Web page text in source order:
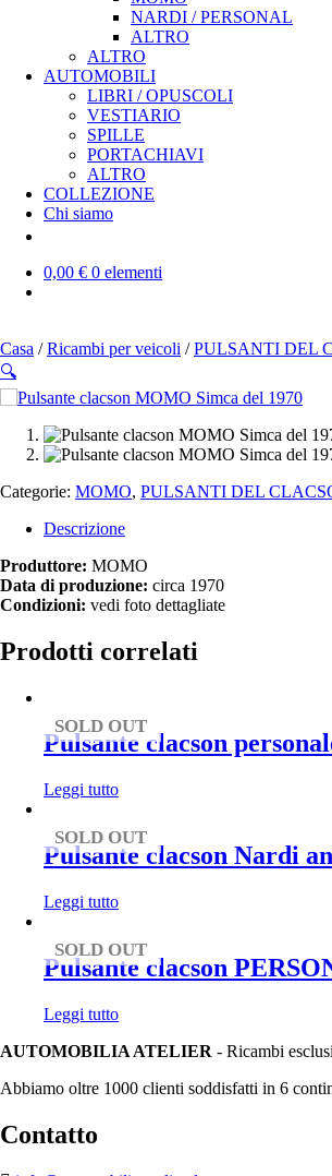
NARDI / PERSONAL
ALTRO
ALTRO
AUTOMOBILI
LIBRI / OPUSCOLI
VESTIARIO
SPILLE
PORTACHIAVI
ALTRO
COLLEZIONE
Chi siamo
0,00 € 0 elementi
Casa /Ricambi per veicoli /PULSANTI DEL
🔍
SOLD OUT
Categorie: MOMO, PULSANTI DEL
Descrizione
Produttore: MOMO
Data di produzione: circa 1970
Condizioni: vedi foto dettagliate
Prodotti correlati
SOLD OUT
Pulsante clacson
Leggi tutto
SOLD OUT
Pulsante clacson Nardi
Leggi tutto
SOLD OUT
Pulsante clacson
Leggi tutto
AUTOMOBILIA ATELIER - Ricambi
Abbiamo oltre 1000 clienti soddisfatti in 6
Contatto